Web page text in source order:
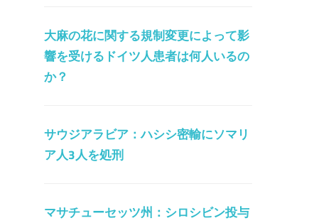
大麻の花に関する規制変更によって影
響を受けるドイツ人患者は何人いるの
か？
サウジアラビア：ハシシ密輸にソマリ
ア人3人を処刑
マサチューセッツ州：シロシビン投与